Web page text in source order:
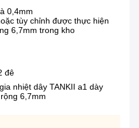
0,4mm
tùy chỉnh được thực hiện
6,7mm trong kho
đê
nhiệt dây TANKII a1 dày
6,7mm